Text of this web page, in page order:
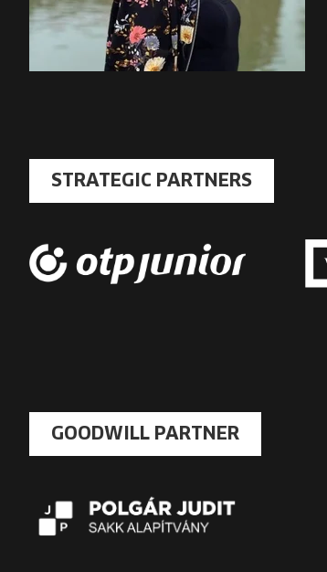
STRATEGIC PARTNERS
GOODWILL PARTNER